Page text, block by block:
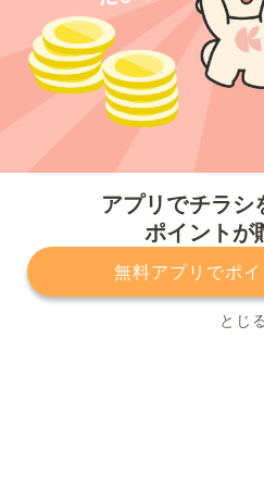
アプリでチラシ
ポイントが
無料アプリでポ
とじる
プライバシーポリシー 利
サービスに関してのお問い合わせ